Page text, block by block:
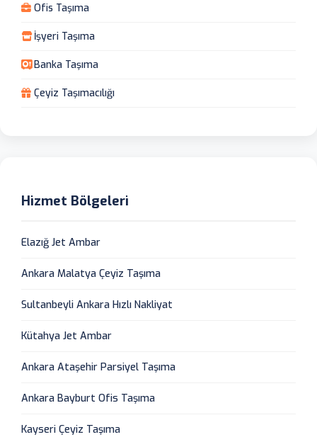
Ofis Taşıma
İşyeri Taşıma
Banka Taşıma
Çeyiz Taşımacılığı
Hizmet Bölgeleri
Elazığ Jet Ambar
Ankara Malatya Çeyiz Taşıma
Sultanbeyli Ankara Hızlı Nakliyat
Kütahya Jet Ambar
Ankara Ataşehir Parsiyel Taşıma
Ankara Bayburt Ofis Taşıma
Kayseri Çeyiz Taşıma